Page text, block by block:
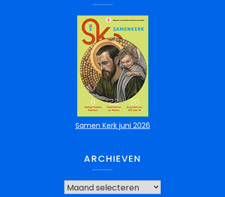
Samen Kerk juni 2026
ARCHIEVEN